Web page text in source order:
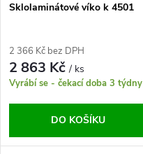
Sklolaminátové víko k 4501
2 366 Kč bez DPH
2 863 Kč/ ks
Vyrábí se - čekací doba 3 týdny
DO KOŠÍKU